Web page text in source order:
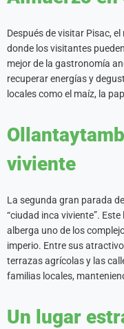
Después de visitar Pisac,
donde los visitantes
mejor de la gastronomía
recuperar energías y
locales como el maíz, la
viviente
La segunda gran parada
“ciudad inca viviente”.
alberga uno de los
imperio. Entre sus
terrazas agrícolas y las
familias locales,
Un lugar